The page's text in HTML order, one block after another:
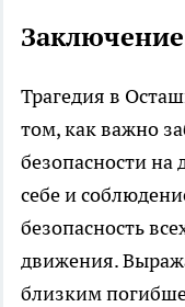
Заключение
Трагедия в
том, как важно
безопасности на
себе и
безопасность
движения.
близким